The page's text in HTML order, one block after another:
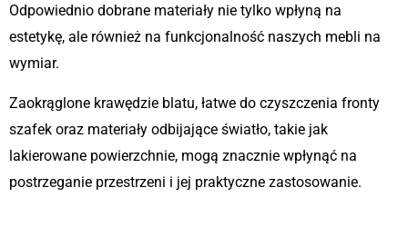
Odpowiednio dobrane materiały nie tylko wpłyną na
estetykę, ale również na funkcjonalność naszych mebli na
wymiar.
Zaokrąglone krawędzie blatu, łatwe do czyszczenia fronty
szafek oraz materiały odbijające światło, takie jak
lakierowane powierzchnie, mogą znacznie wpłynąć na
postrzeganie przestrzeni i jej praktyczne zastosowanie.